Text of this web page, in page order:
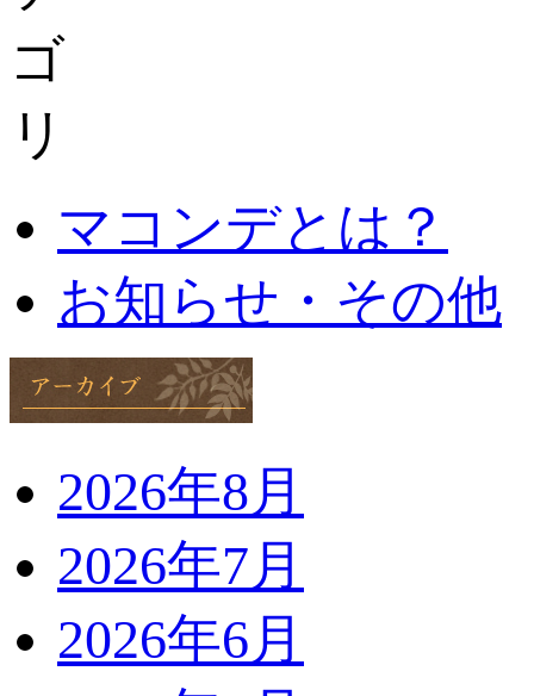
マコンデとは？
お知らせ・その他
2026年8月
2026年7月
2026年6月